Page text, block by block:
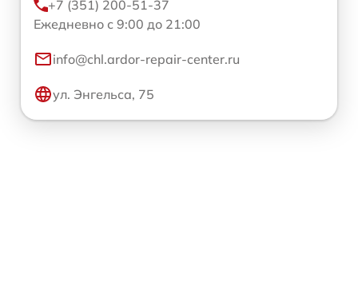
+7 (351) 200-51-37
Ежедневно с 9:00 до 21:00
info@chl.ardor-repair-center.ru
ул. Энгельса, 75